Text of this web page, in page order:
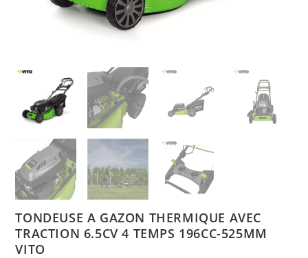
TONDEUSE A GAZON THERMIQUE AVEC
TRACTION 6.5CV 4 TEMPS 196CC-525MM
VITO